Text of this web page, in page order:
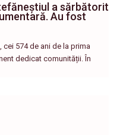
a sărbătorit
Au fost
574 de ani de la prima
dedicat comunității. În